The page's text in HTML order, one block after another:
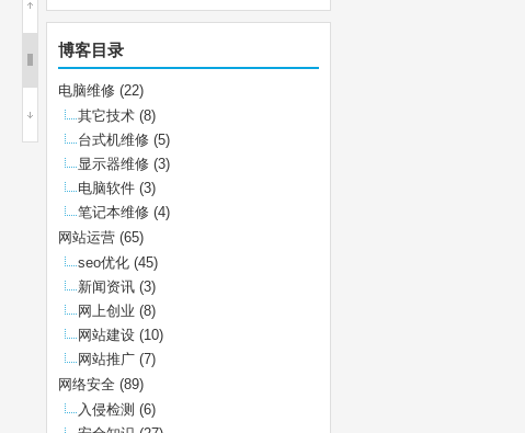
博客目录
电脑维修 (22)
其它技术 (8)
台式机维修 (5)
显示器维修 (3)
电脑软件 (3)
笔记本维修 (4)
网站运营 (65)
seo优化 (45)
新闻资讯 (3)
网上创业 (8)
网站建设 (10)
网站推广 (7)
网络安全 (89)
入侵检测 (6)